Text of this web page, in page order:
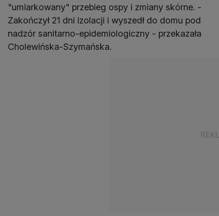
"umiarkowany" przebieg ospy i zmiany skórne. -
Zakończył 21 dni izolacji i wyszedł do domu pod
nadzór sanitarno-epidemiologiczny - przekazała
Cholewińska-Szymańska.